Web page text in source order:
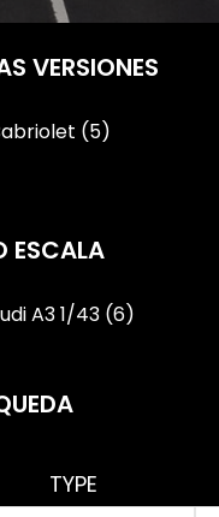
VERSIONES
(5)
ESCALA
A3 1/43 (6)
TYPE